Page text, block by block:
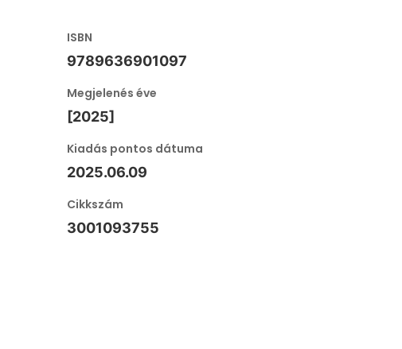
ISBN
9789636901097
Megjelenés éve
[2025]
Kiadás pontos dátuma
2025.06.09
Cikkszám
3001093755